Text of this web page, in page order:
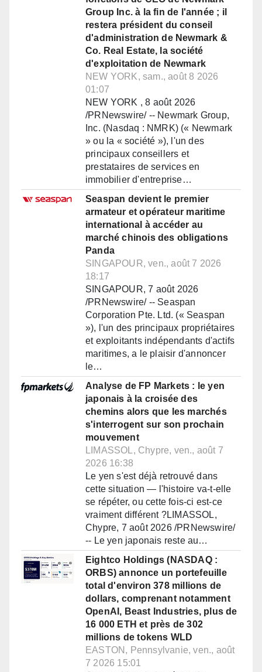
Group Inc. à la fin de l'année ; il
restera président du conseil
d'administration de Newmark &
Co. Real Estate, la société
d'exploitation de Newmark
NEW YORK, sam., août 8 2026
01:07
NEW YORK , 8 août 2026
/PRNewswire/ -- Newmark Group,
Inc. (Nasdaq : NMRK) (« Newmark
» ou la « société »), l'un des
principaux conseillers et
prestataires de services en
immobilier d'entreprise…
Seaspan devient le premier
armateur et opérateur maritime
international à accéder au
marché chinois des obligations
Panda
SINGAPOUR, ven., août 7 2026
18:17
SINGAPOUR, 7 août 2026
/PRNewswire/ -- Seaspan
Corporation Pte. Ltd. (« Seaspan
»), l'un des principaux propriétaires
et exploitants indépendants d'actifs
maritimes, a le plaisir d'annoncer
le…
Analyse de FP Markets : le yen
japonais à la croisée des
chemins alors que les marchés
s'interrogent sur son prochain
mouvement
LIMASSOL, Chypre, ven., août 7
2026 16:38
Le yen s'est déjà retrouvé dans
cette situation — l'histoire va-t-elle
se répéter, ou cette fois-ci est-ce
vraiment différent ?LIMASSOL,
Chypre, 7 août 2026 /PRNewswire/
-- Le yen japonais reste au…
Eightco Holdings (NASDAQ :
ORBS) annonce un portefeuille
total d'environ 378 millions de
dollars, comprenant notamment
OpenAI, Beast Industries, plus de
16 000 ETH et près de 302
millions de tokens WLD
EASTON, Pennsylvanie, ven., août
7 2026 15:01